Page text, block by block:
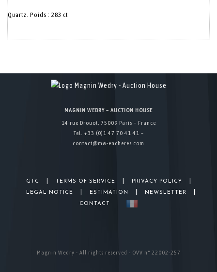
Quartz. Poids : 283 ct
MAGNIN WEDRY – AUCTION HOUSE
14 rue Drouot, 75009 Paris – France
Tel. +33 (0)1 47 70 41 41 –
contact@mw-encheres.com
GTC TERMS OF SERVICE PRIVACY POLICY
LEGAL NOTICE ESTIMATION NEWSLETTER
CONTACT
Magnin Wedry - All rights reserved - OVV n° 22002-257